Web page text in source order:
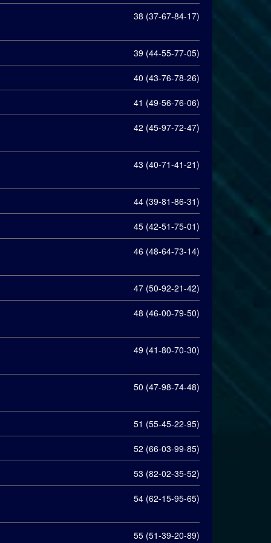
38 (37-67-84-17)
39 (44-55-77-05)
40 (43-76-78-26)
41 (49-56-76-06)
42 (45-97-72-47)
43 (40-71-41-21)
44 (39-81-86-31)
45 (42-51-75-01)
46 (48-64-73-14)
47 (50-92-21-42)
48 (46-00-79-50)
49 (41-80-70-30)
50 (47-98-74-48)
51 (55-45-22-95)
52 (66-03-99-85)
53 (82-02-35-52)
54 (62-15-95-65)
55 (51-39-20-89)